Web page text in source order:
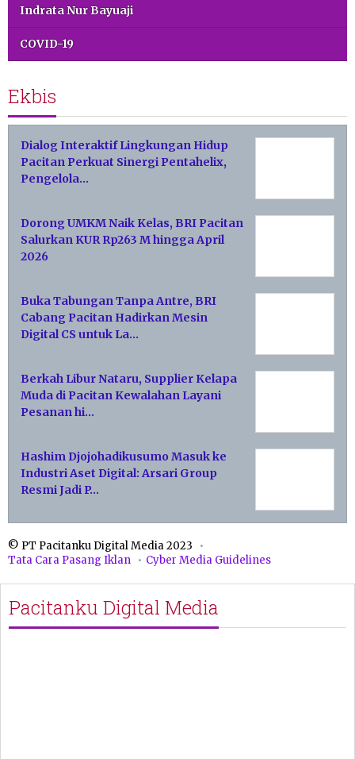
Indrata Nur Bayuaji
COVID-19
Ekbis
Dialog Interaktif Lingkungan Hidup
Pacitan Perkuat Sinergi Pentahelix,
Pengelola…
Dorong UMKM Naik Kelas, BRI Pacitan
Salurkan KUR Rp263 M hingga April
2026
Buka Tabungan Tanpa Antre, BRI
Cabang Pacitan Hadirkan Mesin
Digital CS untuk La…
Berkah Libur Nataru, Supplier Kelapa
Muda di Pacitan Kewalahan Layani
Pesanan hi…
Hashim Djojohadikusumo Masuk ke
Industri Aset Digital: Arsari Group
Resmi Jadi P…
© PT Pacitanku Digital Media 2023
Tata Cara Pasang Iklan
Cyber Media Guidelines
Pacitanku Digital Media